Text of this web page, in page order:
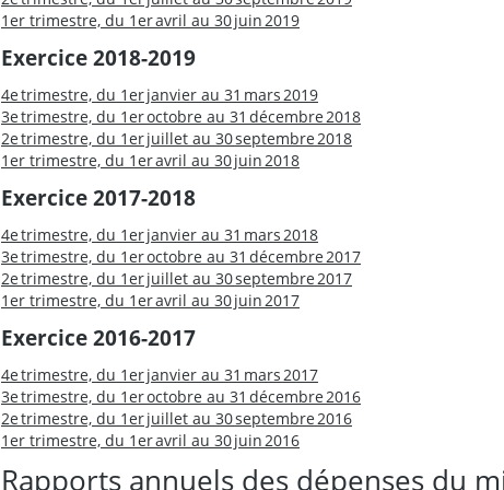
1er trimestre, du 1er avril au 30 juin 2019
Exercice 2018-2019
4e trimestre, du 1er janvier au 31 mars 2019
3e trimestre, du 1er octobre au 31 décembre 2018
2e trimestre, du 1er juillet au 30 septembre 2018
1er trimestre, du 1er avril au 30 juin 2018
Exercice 2017-2018
4e trimestre, du 1er janvier au 31 mars 2018
3e trimestre, du 1er octobre au 31 décembre 2017
2e trimestre, du 1er juillet au 30 septembre 2017
1er trimestre, du 1er avril au 30 juin 2017
Exercice 2016-2017
4e trimestre, du 1er janvier au 31 mars 2017
3e trimestre, du 1er octobre au 31 décembre 2016
2e trimestre, du 1er juillet au 30 septembre 2016
1er trimestre, du 1er avril au 30 juin 2016
Rapports annuels des dépenses du